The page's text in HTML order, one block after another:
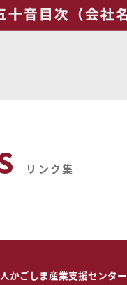
リンク集
かごしま産業支援センター